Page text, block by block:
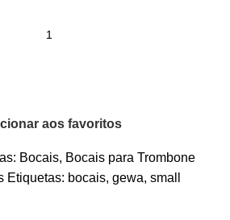
aos favoritos
Bocais, Bocais para Trombone
Etiquetas: bocais, gewa, small